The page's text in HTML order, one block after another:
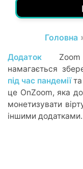
Головна
Додаток Zoom
намагається
під час пандеміїта
це OnZoom, яка
монетизувати
іншими додатками.